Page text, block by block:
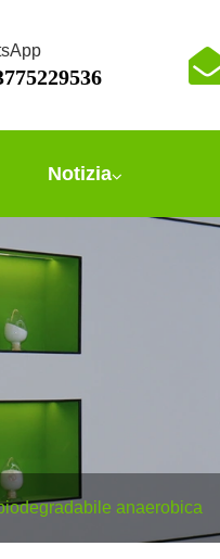
Notizia
anaerobica